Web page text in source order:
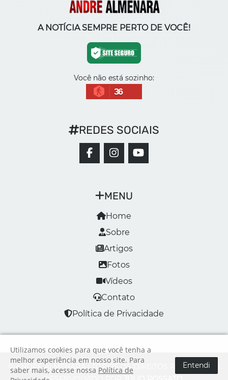
A NOTÍCIA SEMPRE PERTO DE VOCÊ!
Você não está sozinho:
36
MENU
Home
Sobre
Artigos
Fotos
Vídeos
Contato
Política de Privacidade
REDES SOCIAIS
© ANDRÉ ALMENARA | TODOS OS DIREITOS RESERVADOS
Utilizamos cookies para que você tenha a
melhor experiência em nosso site. Para
saber mais, acesse nossa Política de
Entendi